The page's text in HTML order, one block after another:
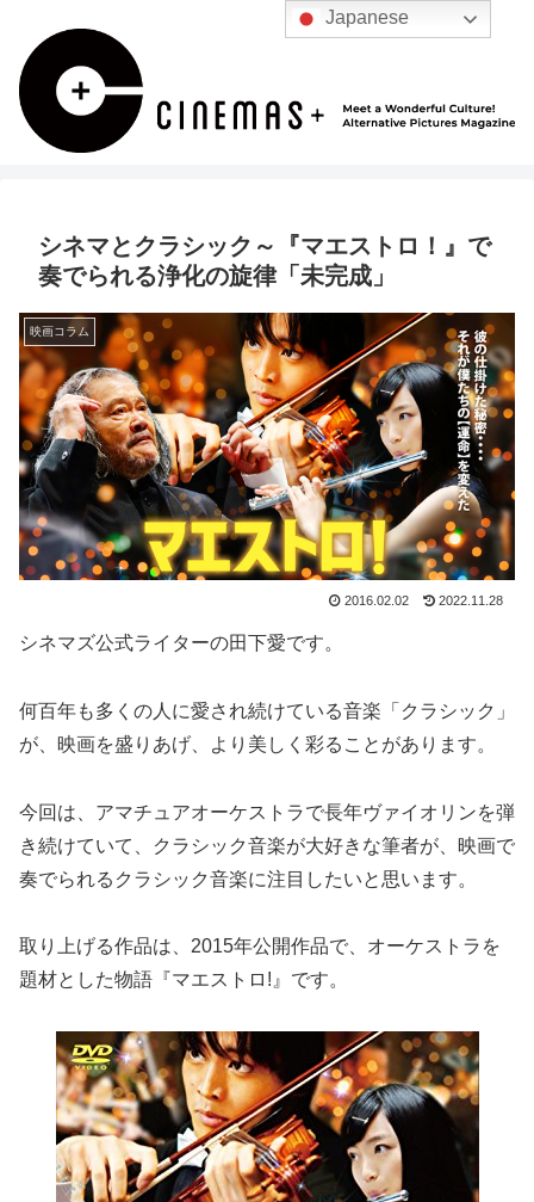
シネマとクラシック～『マエストロ！』で
奏でられる浄化の旋律「未完成」
映画コラム
2016.02.02 2022.11.28
シネマズ公式ライターの田下愛です。
何百年も多くの人に愛され続けている音楽「クラシック」
が、映画を盛りあげ、より美しく彩ることがあります。
今回は、アマチュアオーケストラで長年ヴァイオリンを弾
き続けていて、クラシック音楽が大好きな筆者が、映画で
奏でられるクラシック音楽に注目したいと思います。
取り上げる作品は、2015年公開作品で、オーケストラを
題材とした物語『マエストロ!』です。
Japanese